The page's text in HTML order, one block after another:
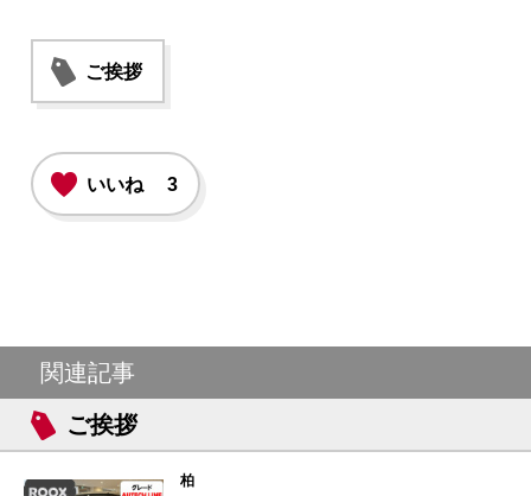
ご挨拶
いいね 3
関連記事
ご挨拶
柏